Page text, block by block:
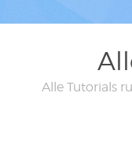
Alle Tutorials